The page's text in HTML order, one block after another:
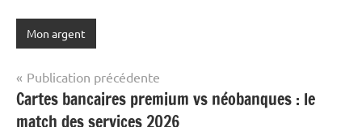
Mon argent
Navigation
de
Publication précédente
Cartes bancaires premium vs néobanques : le
match des services 2026